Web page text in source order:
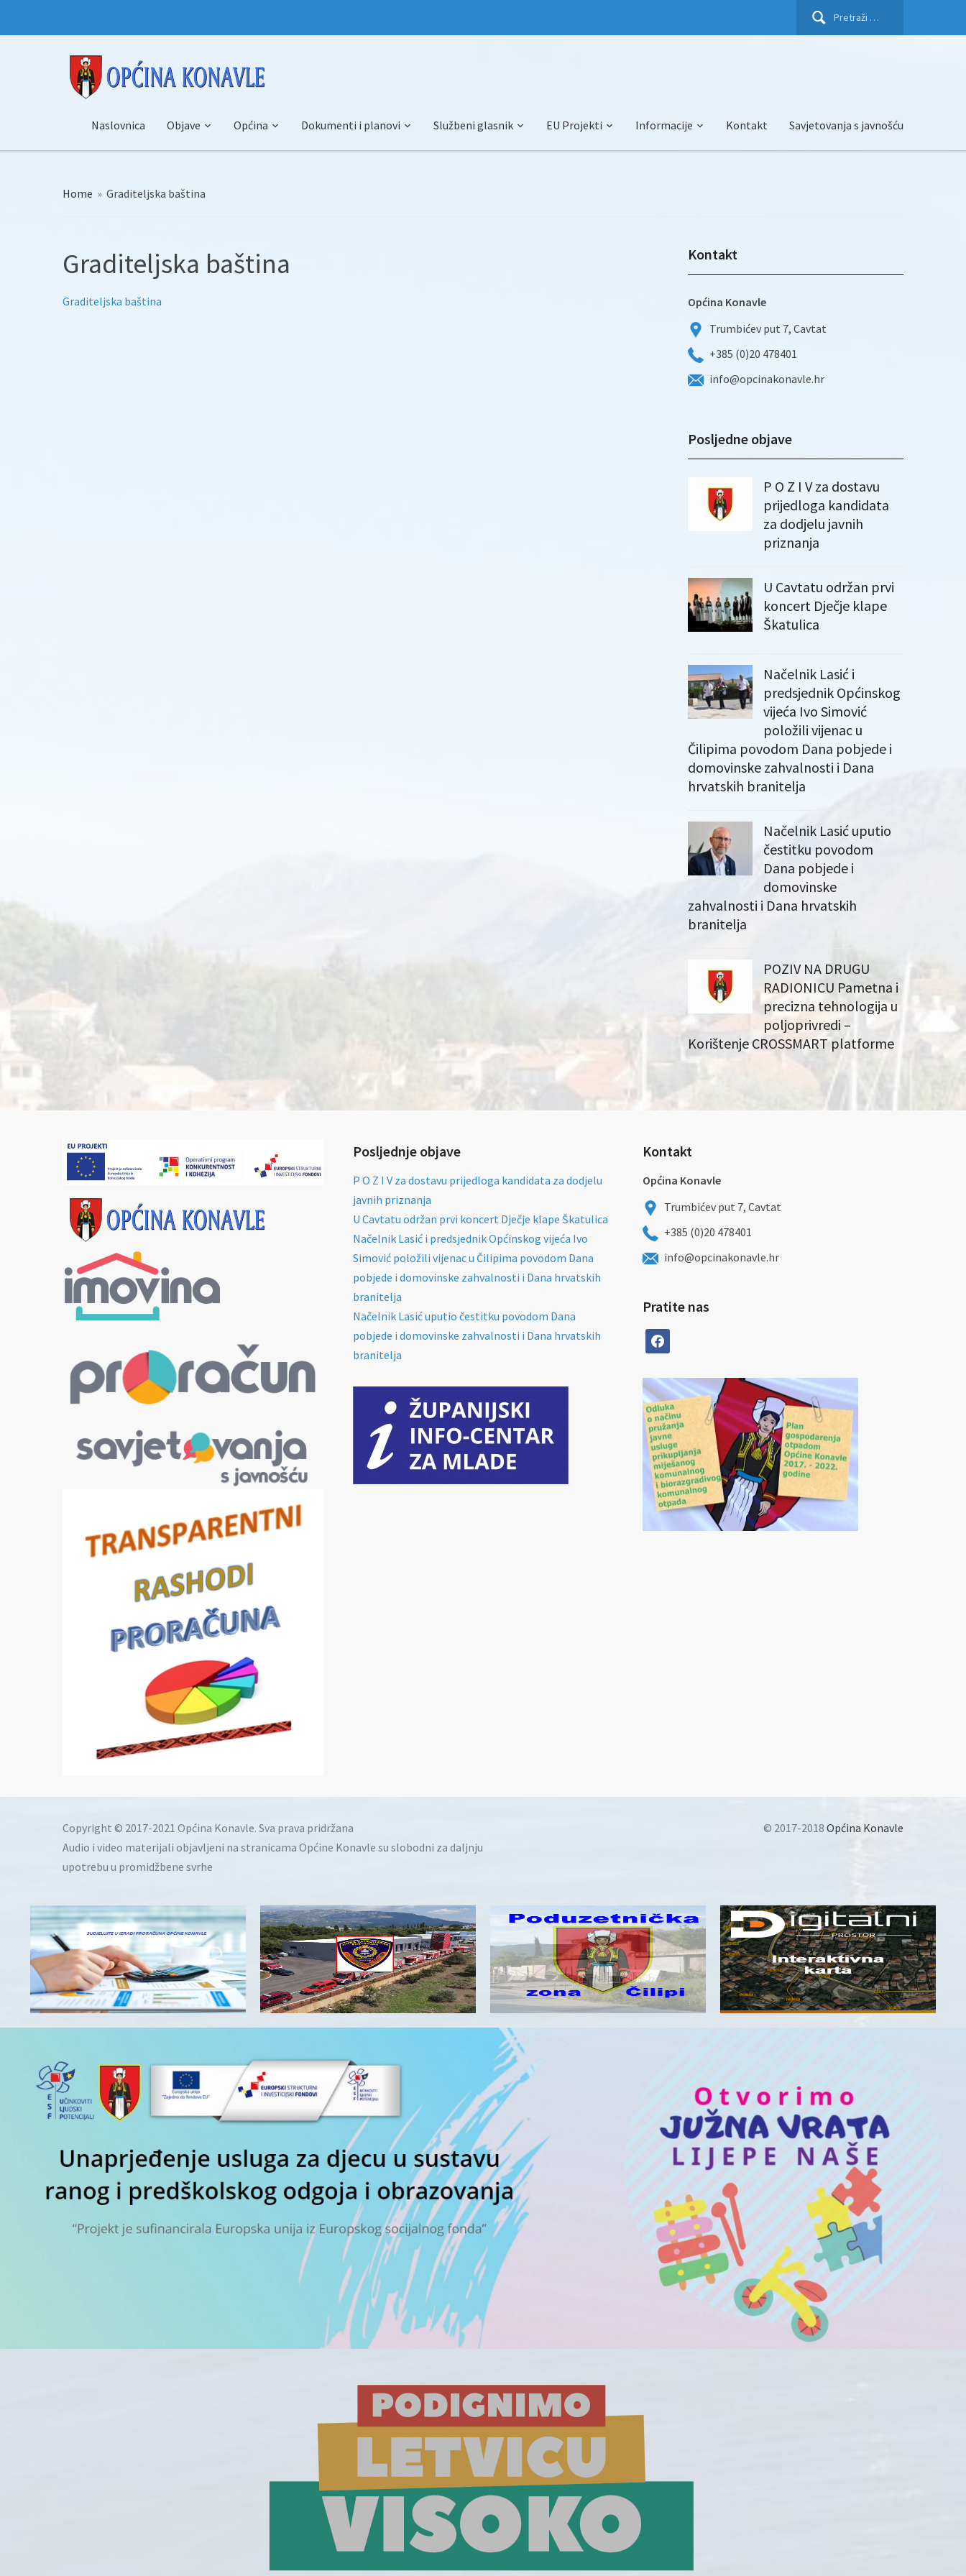
Pretraži:
Naslovnica Objave Općina Dokumenti i planovi Službeni glasnik EU Projekti Informacije Kontakt Savjetovanja s javnošću
Home » Graditeljska baština
Graditeljska baština
Graditeljska baština
Kontakt
Općina Konavle
Trumbićev put 7, Cavtat
+385 (0)20 478401
info@opcinakonavle.hr
Posljedne objave
P O Z I V za dostavu
prijedloga kandidata
za dodjelu javnih
priznanja
U Cavtatu održan prvi
koncert Dječje klape
Škatulica
Načelnik Lasić i
predsjednik Općinskog
vijeća Ivo Simović
položili vijenac u
Čilipima povodom Dana pobjede i
domovinske zahvalnosti i Dana
hrvatskih branitelja
Načelnik Lasić uputio
čestitku povodom
Dana pobjede i
domovinske
zahvalnosti i Dana hrvatskih
branitelja
POZIV NA DRUGU
RADIONICU Pametna i
precizna tehnologija u
poljoprivredi –
Korištenje CROSSMART platforme
Posljednje objave
P O Z I V za dostavu prijedloga kandidata za dodjelu
javnih priznanja
U Cavtatu održan prvi koncert Dječje klape Škatulica
Načelnik Lasić i predsjednik Općinskog vijeća Ivo
Simović položili vijenac u Čilipima povodom Dana
pobjede i domovinske zahvalnosti i Dana hrvatskih
branitelja
Načelnik Lasić uputio čestitku povodom Dana
pobjede i domovinske zahvalnosti i Dana hrvatskih
branitelja
Kontakt
Općina Konavle
Trumbićev put 7, Cavtat
+385 (0)20 478401
info@opcinakonavle.hr
Pratite nas
facebook
Copyright © 2017-2021 Općina Konavle. Sva prava pridržana
Audio i video materijali objavljeni na stranicama Općine Konavle su slobodni za daljnju
upotrebu u promidžbene svrhe
© 2017-2018 Općina Konavle